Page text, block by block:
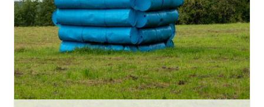
pedvale@pedvale.lv
+371 63252249
Eik su